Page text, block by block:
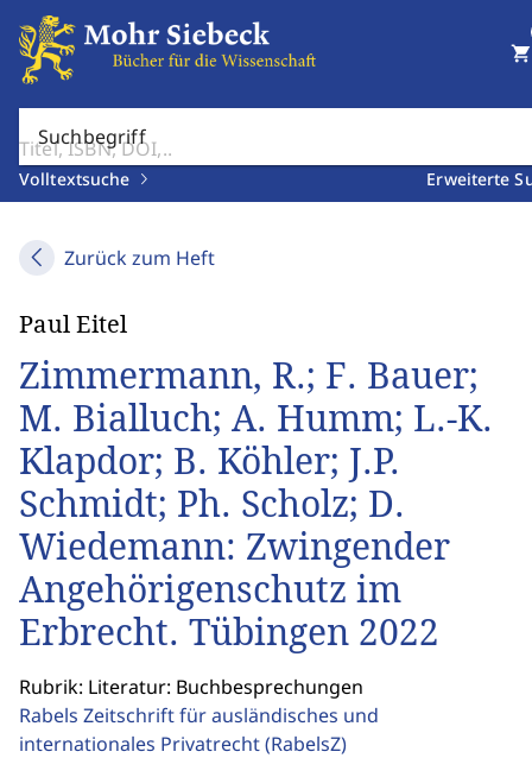
Suchbegriff
Volltextsuche Erweiterte
shopping_cart
Zurück zum Heft
Paul Eitel
Zimmermann, R.; F. Bauer;
M. Bialluch; A. Humm; L.-K.
Klapdor; B. Köhler; J.P.
Schmidt; Ph. Scholz; D.
Wiedemann: Zwingender
Angehörigenschutz im
Erbrecht. Tübingen 2022
Rubrik: Literatur: Buchbesprechungen
Rabels Zeitschrift für ausländisches und
internationales Privatrecht(RabelsZ)